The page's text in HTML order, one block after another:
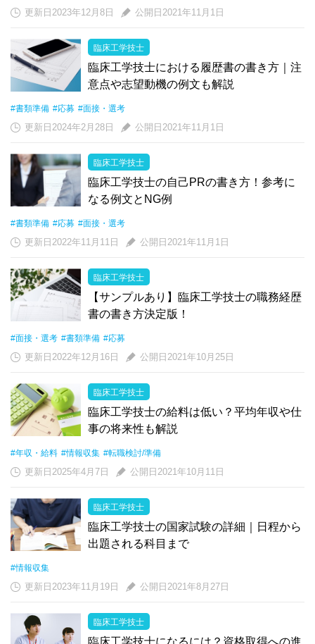
更新日2023年12月8日 公開日2021年11月1日
臨床工学技士
臨床工学技士における履歴書の書き方｜注
意点や志望動機の例文も解説
#書類準備 #応募 #面接・選考
更新日2024年2月28日 公開日2021年11月1日
臨床工学技士
臨床工学技士の自己PRの書き方！参考に
なる例文とNG例
#書類準備 #応募 #面接・選考
更新日2022年11月11日 公開日2021年11月1日
臨床工学技士
【サンプルあり】臨床工学技士の職務経歴
書の書き方決定版！
#面接・選考 #書類準備 #応募
更新日2022年12月16日 公開日2021年10月25日
臨床工学技士
臨床工学技士の給料は低い？平均年収や仕
事の将来性も解説
#年収・給料 #情報収集 #転職検討/準備
更新日2025年4月7日 公開日2021年10月11日
臨床工学技士
臨床工学技士の国家試験の詳細｜日程から
出題される科目まで
#情報収集
更新日2023年11月19日 公開日2021年8月27日
臨床工学技士
臨床工学技士になるには？資格取得への進